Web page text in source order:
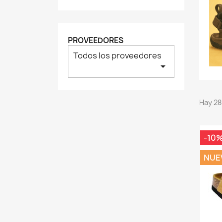
PROVEEDORES
Todos los proveedores
arrow_drop_down
Hay
-